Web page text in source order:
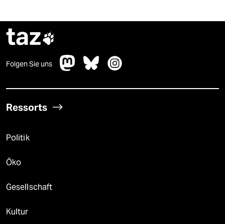
taz
Folgen Sie uns
Ressorts
Politik
Öko
Gesellschaft
Kultur